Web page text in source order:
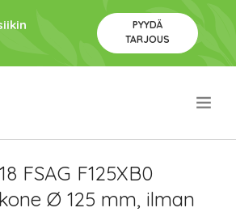
PYYDÄ
TARJOUS
FSAG F125XB0
Ø 125 mm, ilman